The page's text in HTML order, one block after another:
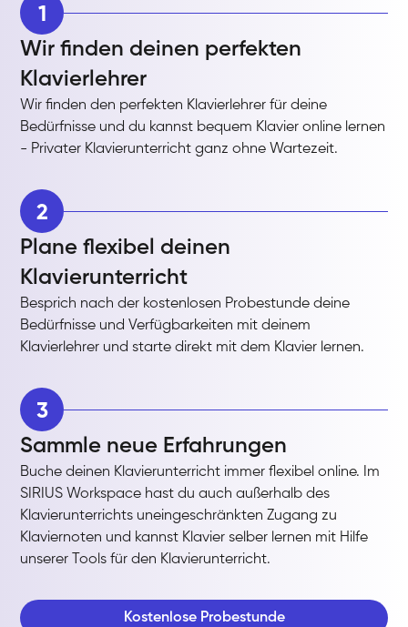
1
Wir finden deinen perfekten
Klavierlehrer
Wir finden den perfekten Klavierlehrer für deine
Bedürfnisse und du kannst bequem Klavier online lernen
- Privater Klavierunterricht ganz ohne Wartezeit.
2
Plane flexibel deinen
Klavierunterricht
Besprich nach der kostenlosen Probestunde deine
Bedürfnisse und Verfügbarkeiten mit deinem
Klavierlehrer und starte direkt mit dem Klavier lernen.
3
Sammle neue Erfahrungen
Buche deinen Klavierunterricht immer flexibel online. Im
SIRIUS Workspace hast du auch außerhalb des
Klavierunterrichts uneingeschränkten Zugang zu
Klaviernoten und kannst Klavier selber lernen mit Hilfe
unserer Tools für den Klavierunterricht.
Kostenlose Probestunde